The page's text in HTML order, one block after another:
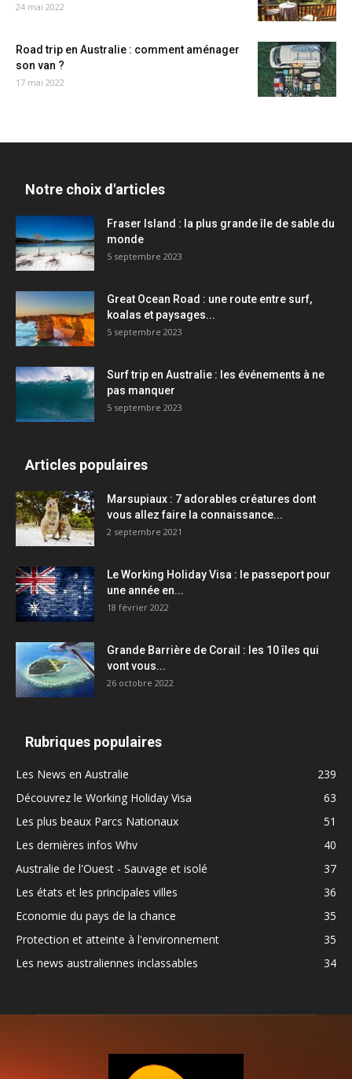
24 mai 2022
Road trip en Australie : comment aménager
son van ?
17 mai 2022
Notre choix d'articles
Fraser Island : la plus grande île de sable du
monde
5 septembre 2023
Great Ocean Road : une route entre surf,
koalas et paysages...
5 septembre 2023
Surf trip en Australie : les événements à ne
pas manquer
5 septembre 2023
Articles populaires
Marsupiaux : 7 adorables créatures dont
vous allez faire la connaissance...
2 septembre 2021
Le Working Holiday Visa : le passeport pour
une année en...
18 février 2022
Grande Barrière de Corail : les 10 îles qui
vont vous...
26 octobre 2022
Rubriques populaires
Les News en Australie
239
Découvrez le Working Holiday Visa
63
Les plus beaux Parcs Nationaux
51
Les dernières infos Whv
40
Australie de l'Ouest - Sauvage et isolé
37
Les états et les principales villes
36
Economie du pays de la chance
35
Protection et atteinte à l'environnement
35
Les news australiennes inclassables
34